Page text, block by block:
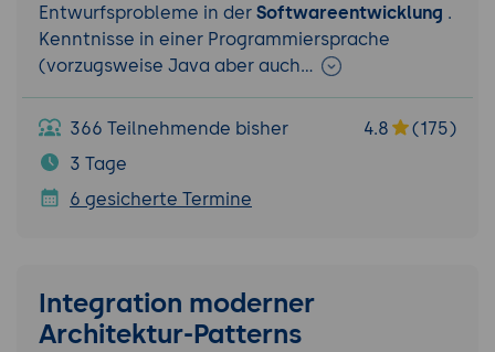
Entwurfsprobleme in der Softwareentwicklung .
Kenntnisse in einer Programmiersprache
(vorzugsweise Java aber auch…
366 Teilnehmende bisher 4.8
(175)
3 Tage
6 gesicherte Termine
Integration moderner
Architektur-Patterns